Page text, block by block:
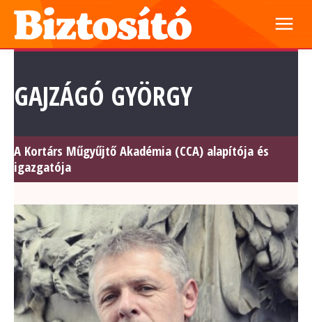
GAJZÁGÓ GYÖRGY
A Kortárs Műgyűjtő Akadémia (CCA) alapítója és
igazgatója